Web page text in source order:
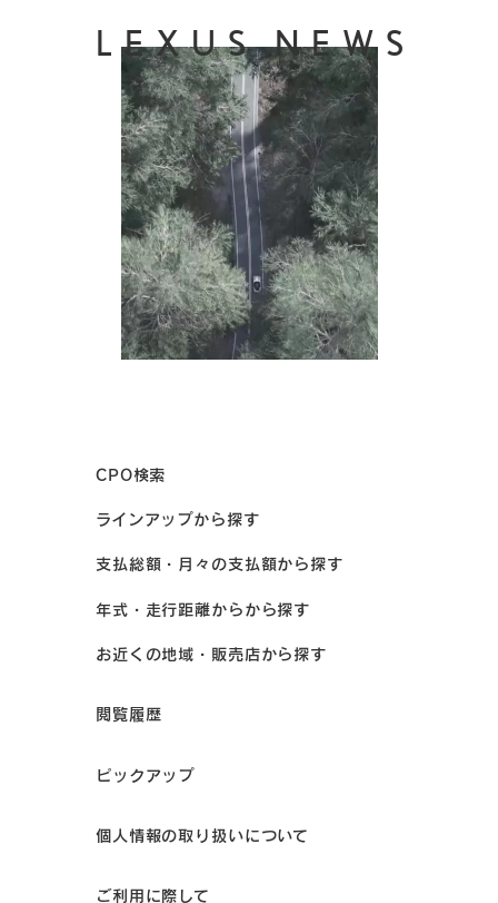
LEXUS NEWS
CPO検索
ラインアップから探す
支払総額・月々の支払額から探す
年式・走行距離からから探す
お近くの地域・販売店から探す
閲覧履歴
ピックアップ
個人情報の取り扱いについて
ご利用に際して